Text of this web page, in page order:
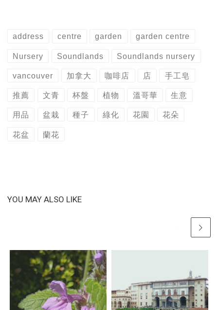
address centre garden garden centre
Nursery Soundlands Soundlands nursery
vancouver 加拿大 咖啡店 店 手工皂
推薦 文青 杯盤 植物 溫哥華 生意
用品 盆栽 種子 綠化 花園 花朵
花盆 蘭花
YOU MAY ALSO LIKE